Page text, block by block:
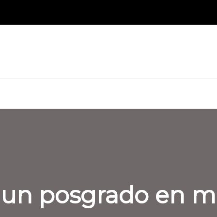
un posgrado en